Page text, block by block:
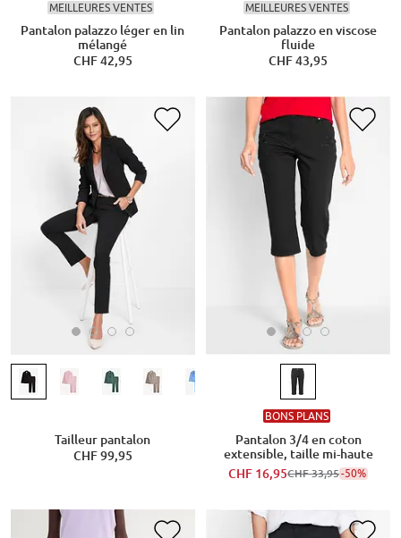
MEILLEURES VENTES
Pantalon palazzo léger en lin
mélangé
CHF 42,95
MEILLEURES VENTES
Pantalon palazzo en viscose
fluide
CHF 43,95
Tailleur pantalon
CHF 99,95
BONS PLANS
Pantalon 3/4 en coton
extensible, taille mi-haute
CHF 16,95CHF 33,95-50%